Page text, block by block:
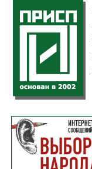
Категория:
Комментарии